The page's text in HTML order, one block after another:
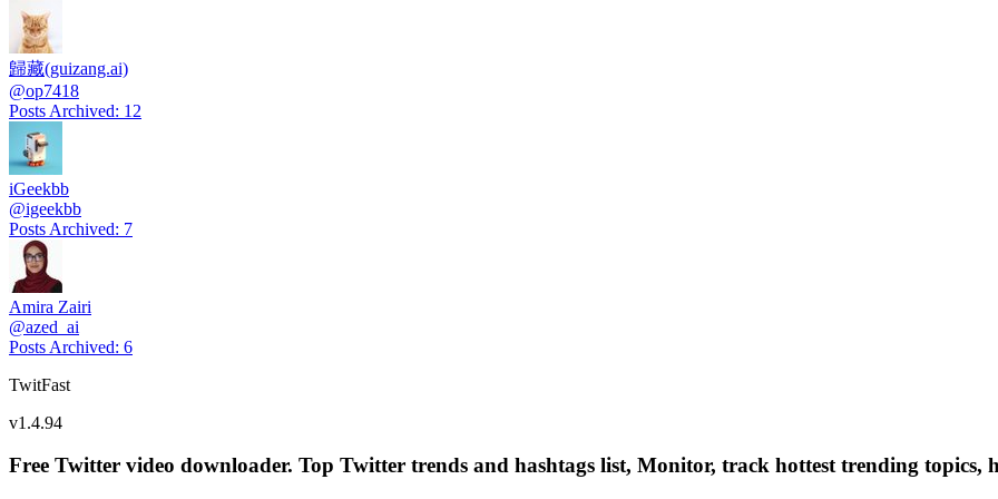
歸藏(guizang.ai)
@op7418
Posts Archived: 12
iGeekbb
@igeekbb
Posts Archived: 7
Amira Zairi
@azed_ai
Posts Archived: 6
TwitFast
v1.4.94
Free Twitter video downloader. Top Twitter trends and hashtags list, Monitor, track hottest trending topics,